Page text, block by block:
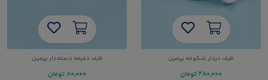
ظرف دردار شکوفه پرمین
۲۸۰,۰۰۰تومان
ظرف دفرمه دسته‌دار پرمین
۸۰,۰۰۰تومان